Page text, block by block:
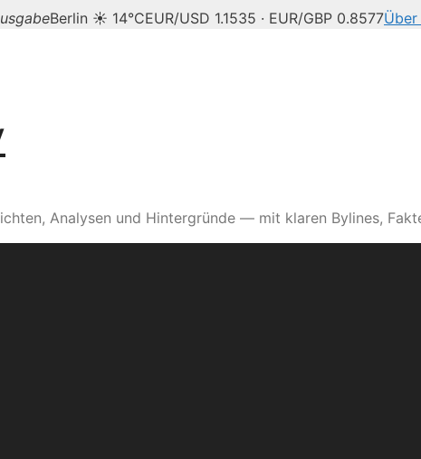
Berlin ☀ 14°CEUR/USD 1.1535 · EUR/GBP 0.8577Über
Analysen und Hintergründe — mit klaren Bylines,